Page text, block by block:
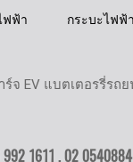
ฟฟ้า กระบะไฟฟ้า
จ EV แบตเตอรรี่ร
1611 ,02 0540884